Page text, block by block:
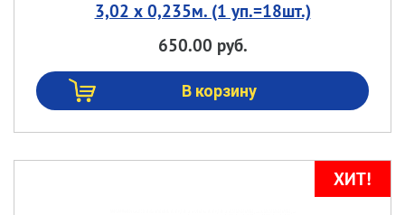
3,02 х 0,235м. (1 уп.=18шт.)
650.00 руб.